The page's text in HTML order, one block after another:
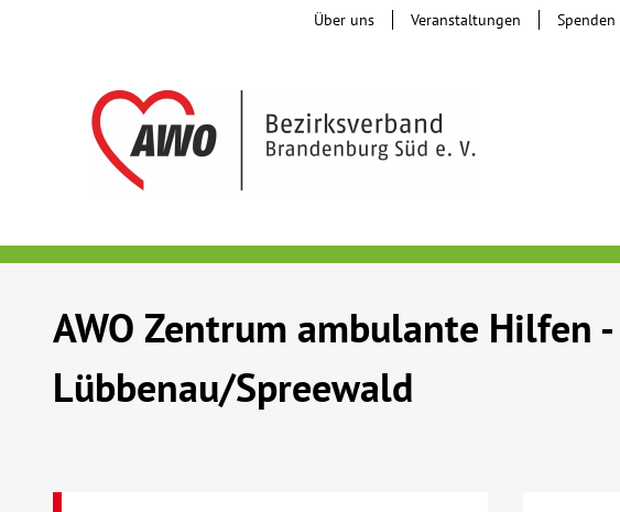
Über uns Veranstaltungen Spenden
AWO Zentrum ambulante Hilfen
Lübbenau/Spreewald